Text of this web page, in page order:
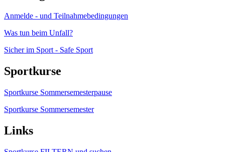
Anmelde - und Teilnahmebedingungen
Was tun beim Unfall?
Sicher im Sport - Safe Sport
Sportkurse
Sportkurse Sommersemesterpause
Sportkurse Sommersemester
Links